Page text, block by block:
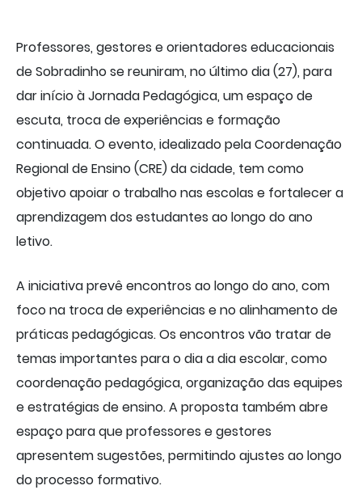
Professores, gestores e orientadores educacionais
de Sobradinho se reuniram, no último dia (27), para
dar início à Jornada Pedagógica, um espaço de
escuta, troca de experiências e formação
continuada. O evento, idealizado pela Coordenação
Regional de Ensino (CRE) da cidade, tem como
objetivo apoiar o trabalho nas escolas e fortalecer a
aprendizagem dos estudantes ao longo do ano
letivo.
A iniciativa prevê encontros ao longo do ano, com
foco na troca de experiências e no alinhamento de
práticas pedagógicas. Os encontros vão tratar de
temas importantes para o dia a dia escolar, como
coordenação pedagógica, organização das equipes
e estratégias de ensino. A proposta também abre
espaço para que professores e gestores
apresentem sugestões, permitindo ajustes ao longo
do processo formativo.